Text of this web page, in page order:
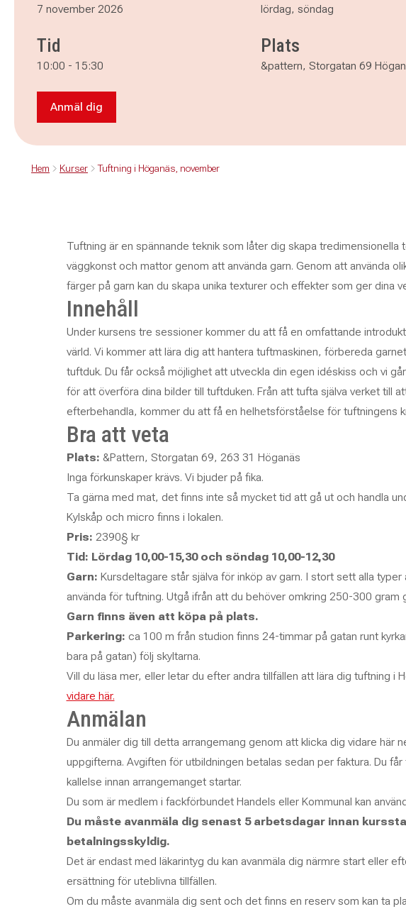
7 november 2026 lördag, söndag
Tid
10:00 - 15:30
Plats
&pattern, Storgatan 69
Anmäl dig till Tuftning i Höganäs, november
Anmäl dig
Hem Kurser Tuftning i Höganäs, november
Tuftning är en spännande teknik som låter dig skapa tredimensionella
väggkonst och mattor genom att använda garn. Genom att använda
färger på garn kan du skapa unika texturer och effekter som ger dina
Innehåll
Under kursens tre sessioner kommer du att få en omfattande
värld. Vi kommer att lära dig att hantera tuftmaskinen, förbereda
tuftduk. Du får också möjlighet att utveckla din egen idéskiss och vi
för att överföra dina bilder till tuftduken. Från att tufta själva verket till
efterbehandla, kommer du att få en helhetsförståelse för tuftningens
Bra att veta
Plats: &Pattern, Storgatan 69, 263 31 Höganäs
Inga förkunskaper krävs. Vi bjuder på fika.
Ta gärna med mat, det finns inte så mycket tid att gå ut och handla
Kylskåp och micro finns i lokalen.
Pris: 2390§ kr
Tid: Lördag 10,00-15,30 och söndag 10,00-12,30
Garn: Kursdeltagare står själva för inköp av garn. I stort sett alla typer
använda för tuftning. Utgå ifrån att du behöver omkring 250-300 gram
Garn finns även att köpa på plats.
Parkering: ca 100 m från studion finns 24-timmar på gatan runt
bara på gatan) följ skyltarna.
Vill du läsa mer, eller letar du efter andra tillfällen att lära dig tuftning i
vidare här.
Anmälan
Du anmäler dig till detta arrangemang genom att klicka dig vidare här
uppgifterna. Avgiften för utbildningen betalas sedan per faktura. Du får
kallelse innan arrangemanget startar.
Du som är medlem i fackförbundet Handels eller Kommunal kan
Du måste avanmäla dig senast 5 arbetsdagar innan
betalningsskyldig.
Det är endast med läkarintyg du kan avanmäla dig närmre start eller
ersättning för uteblivna tillfällen.
Om du måste avanmäla dig sent och det finns en reserv som kan ta